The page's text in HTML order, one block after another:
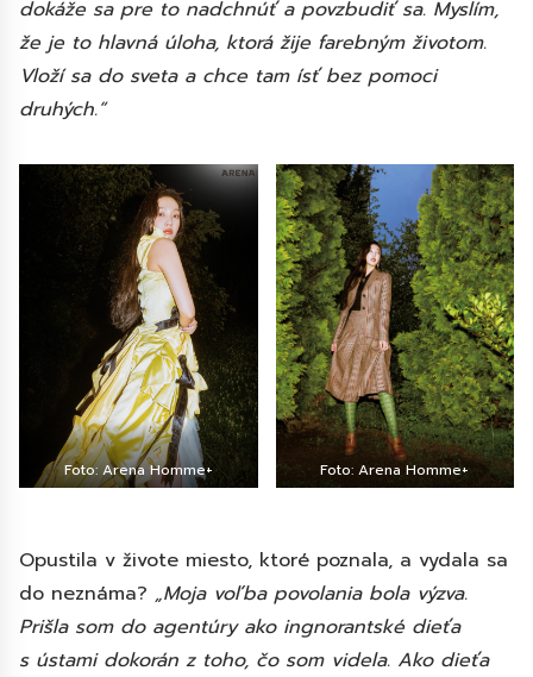
dokáže sa pre to nadchnúť a povzbudiť sa. Myslím,
že je to hlavná úloha, ktorá žije farebným životom.
Vloží sa do sveta a chce tam ísť bez pomoci
druhých.“
Foto: Arena Homme+ Foto: Arena Homme+
Opustila v živote miesto, ktoré poznala, a vydala sa
do neznáma? „Moja voľba povolania bola výzva.
Prišla som do agentúry ako ingnorantské dieťa
s ústami dokorán z toho, čo som videla. Ako dieťa